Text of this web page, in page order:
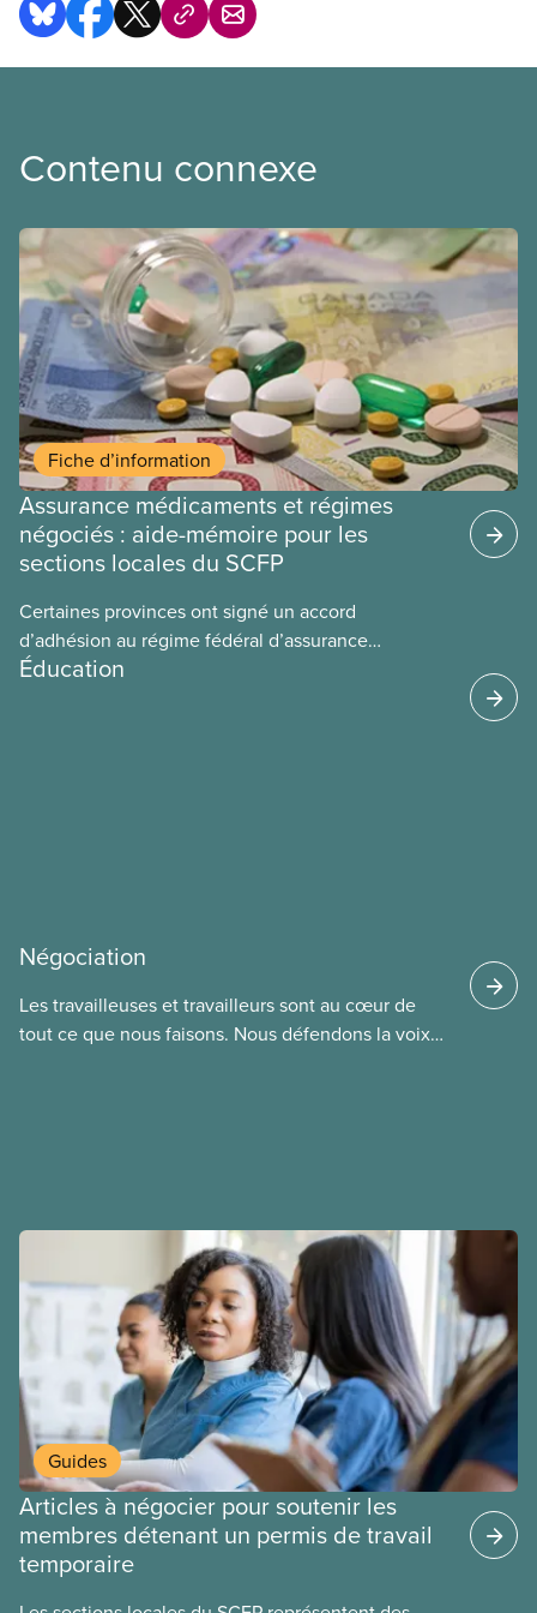
Contenu connexe
Fiche d’information
Assurance médicaments et régimes
négociés : aide-mémoire pour les
sections locales du SCFP
Certaines provinces ont signé un accord
d’adhésion au régime fédéral d’assurance
médicaments. Les sections locales du SCFP dans
Éducation
Négociation
Les travailleuses et travailleurs sont au cœur de
tout ce que nous faisons. Nous défendons la voix
Guides
Articles à négocier pour soutenir les
membres détenant un permis de travail
temporaire